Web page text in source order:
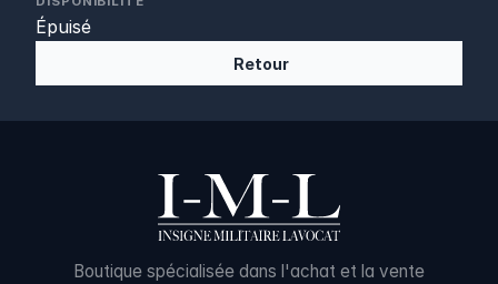
Épuisé
Retour
Boutique spécialisée dans l'achat et la vente